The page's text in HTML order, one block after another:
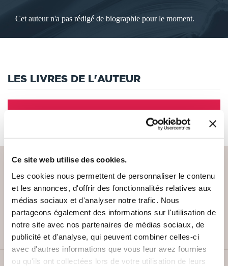
Ce site web utilise des cookies.
Les cookies nous permettent de personnaliser le contenu
et les annonces, d'offrir des fonctionnalités relatives aux
médias sociaux et d'analyser notre trafic. Nous
partageons également des informations sur l'utilisation de
notre site avec nos partenaires de médias sociaux, de
publicité et d'analyse, qui peuvent combiner celles-ci
avec d'autres informations que vous leur avez fournies
ou qu'ils ont collectées lors de votre utilisation de leurs
Cet auteur n'a pas rédigé de biographie pour le moment.
LES LIVRES DE L'AUTEUR
PAIEMENT SÉCURISÉ
Remises quantités jusqu'à -42%